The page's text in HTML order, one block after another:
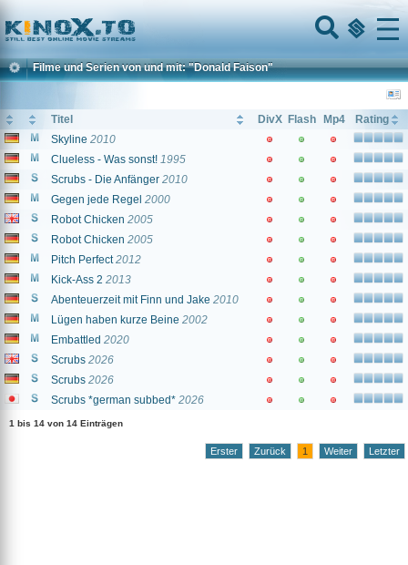
Home
Menu
Filme und Serien von und mit: "Donald Faison"
Titel DivX Flash Mp4
Rating
Skyline 2010
Clueless - Was sonst! 1995
Scrubs - Die Anfänger 2010
Gegen jede Regel 2000
Robot Chicken 2005
Robot Chicken 2005
Pitch Perfect 2012
Kick-Ass 2 2013
Abenteuerzeit mit Finn und Jake 2010
Lügen haben kurze Beine 2002
Embattled 2020
Scrubs 2026
Scrubs 2026
Scrubs *german subbed* 2026
1 bis 14 von 14 Einträgen
Erster Zurück 1 Weiter Letzter